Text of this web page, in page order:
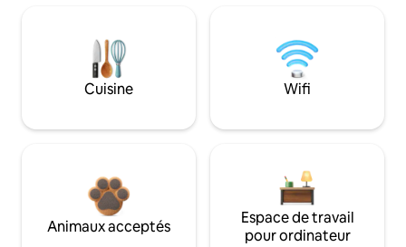
Cuisine Wifi
Animaux acceptés
Espace de travail
pour ordinateur